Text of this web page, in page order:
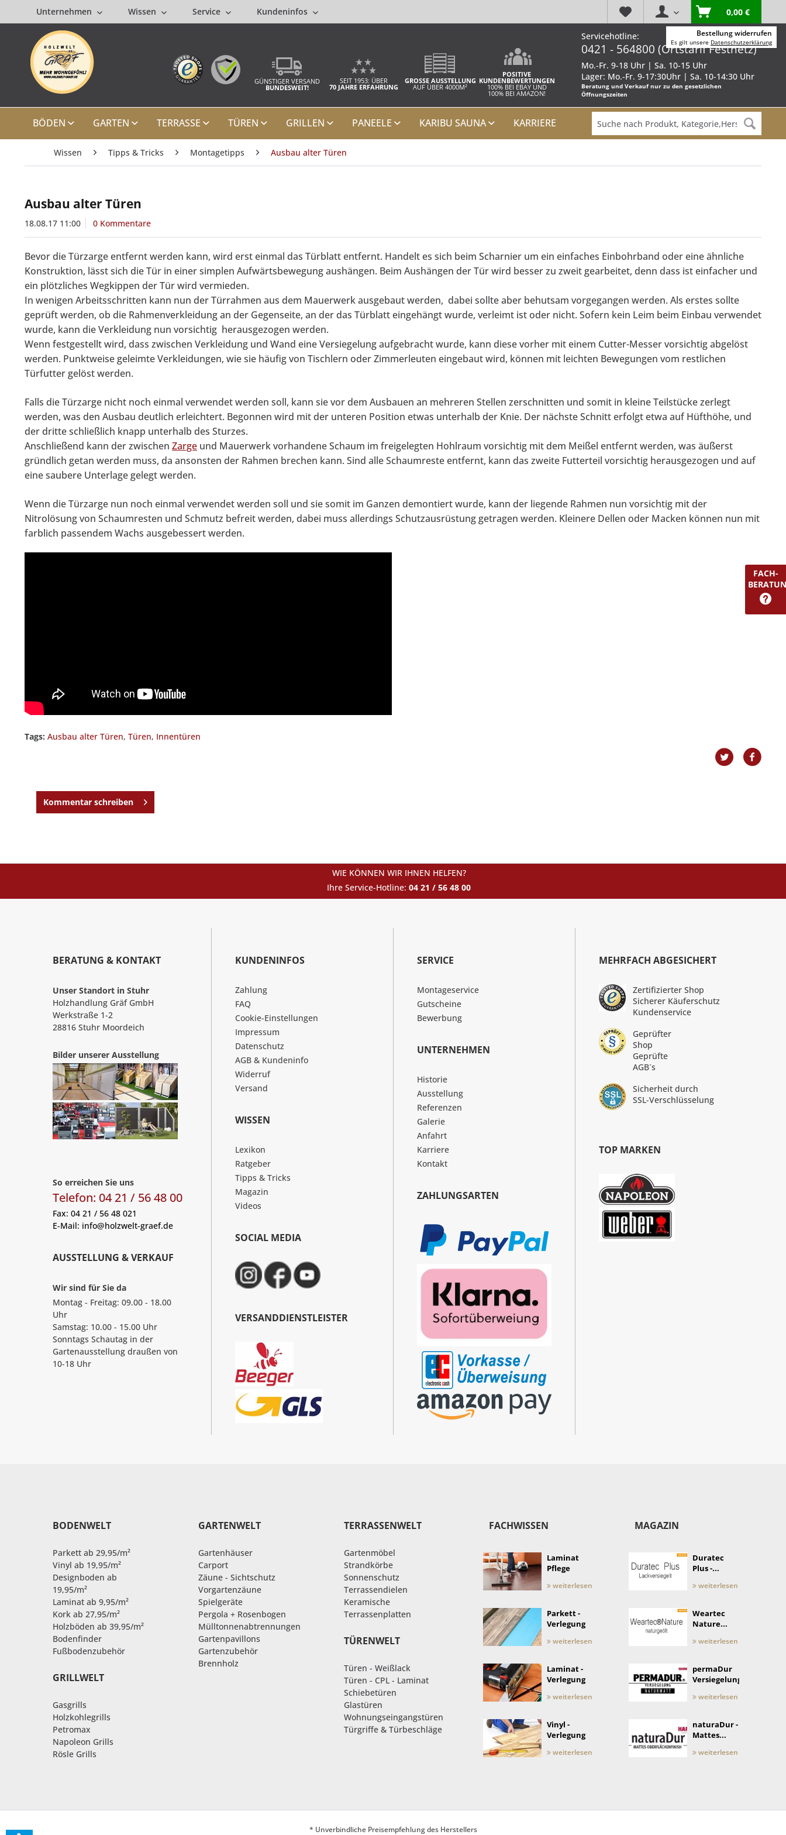
Unternehmen Wissen Service Kundeninfos 0,00 €
GÜNSTIGER VERSAND
BUNDESWEIT!
SEIT 1953: ÜBER
70 JAHRE ERFAHRUNG
GROSSE AUSSTELLUNG
AUF ÜBER 4000M²
POSITIVE
KUNDENBEWERTUNGEN
100% BEI EBAY UND
100% BEI AMAZON!
Servicehotline:
0421 - 564800 (Ortstarif Festnetz)
Mo.-Fr. 9-18 Uhr | Sa. 10-15 Uhr
Lager: Mo.-Fr. 9-17:30Uhr | Sa. 10-14:30 Uhr
Beratung und Verkauf nur zu den gesetzlichen
Öffnungszeiten
BÖDEN GARTEN TERRASSE TÜREN GRILLEN PANEELE KARIBU SAUNA KARRIERE
Wissen Tipps & Tricks Montagetipps Ausbau alter Türen
Ausbau alter Türen
18.08.17 11:00 0 Kommentare
Bevor die Türzarge entfernt werden kann, wird erst einmal das Türblatt entfernt. Handelt es sich beim Scharnier um ein einfaches Einbohrband oder eine ähnliche
Konstruktion, lässt sich die Tür in einer simplen Aufwärtsbewegung aushängen. Beim Aushängen der Tür wird besser zu zweit gearbeitet, denn dass ist einfacher und
ein plötzliches Wegkippen der Tür wird vermieden.
In wenigen Arbeitsschritten kann nun der Türrahmen aus dem Mauerwerk ausgebaut werden, dabei sollte aber behutsam vorgegangen werden. Als erstes sollte
geprüft werden, ob die Rahmenverkleidung an der Gegenseite, an der das Türblatt eingehängt wurde, verleimt ist oder nicht. Sofern kein Leim beim Einbau verwendet
wurde, kann die Verkleidung nun vorsichtig herausgezogen werden.
Wenn festgestellt wird, dass zwischen Verkleidung und Wand eine Versiegelung aufgebracht wurde, kann diese vorher mit einem Cutter-Messer vorsichtig abgelöst
werden. Punktweise geleimte Verkleidungen, wie sie häufig von Tischlern oder Zimmerleuten eingebaut wird, können mit leichten Bewegungen vom restlichen
Türfutter gelöst werden.
Falls die Türzarge nicht noch einmal verwendet werden soll, kann sie vor dem Ausbauen an mehreren Stellen zerschnitten und somit in kleine Teilstücke zerlegt
werden, was den Ausbau deutlich erleichtert. Begonnen wird mit der unteren Position etwas unterhalb der Knie. Der nächste Schnitt erfolgt etwa auf Hüfthöhe, und
der dritte schließlich knapp unterhalb des Sturzes.
Anschließend kann der zwischen Zarge und Mauerwerk vorhandene Schaum im freigelegten Hohlraum vorsichtig mit dem Meißel entfernt werden, was äußerst
gründlich getan werden muss, da ansonsten der Rahmen brechen kann. Sind alle Schaumreste entfernt, kann das zweite Futterteil vorsichtig herausgezogen und auf
eine saubere Unterlage gelegt werden.
Wenn die Türzarge nun noch einmal verwendet werden soll und sie somit im Ganzen demontiert wurde, kann der liegende Rahmen nun vorsichtig mit der
Nitrolösung von Schaumresten und Schmutz befreit werden, dabei muss allerdings Schutzausrüstung getragen werden. Kleinere Dellen oder Macken können nun mit
farblich passendem Wachs ausgebessert werden.
Tags: Ausbau alter Türen, Türen, Innentüren
Kommentar schreiben
FACH-
WIE KÖNNEN WIR IHNEN HELFEN?
Ihre Service-Hotline: 04 21 / 56 48 00
BERATUNG & KONTAKT
Unser Standort in Stuhr
Holzhandlung Gräf GmbH
Werkstraße 1-2
28816 Stuhr Moordeich
Bilder unserer Ausstellung
So erreichen Sie uns
Telefon: 04 21 / 56 48 00
Fax: 04 21 / 56 48 021
E-Mail: info@holzwelt-graef.de
AUSSTELLUNG & VERKAUF
Wir sind für Sie da
Montag - Freitag: 09.00 - 18.00
Uhr
Samstag: 10.00 - 15.00 Uhr
Sonntags Schautag in der
Gartenausstellung draußen von
10-18 Uhr
KUNDENINFOS
Zahlung
FAQ
Cookie-Einstellungen
Impressum
Datenschutz
AGB & Kundeninfo
Widerruf
Versand
WISSEN
Lexikon
Ratgeber
Tipps & Tricks
Magazin
Videos
SOCIAL MEDIA
VERSANDDIENSTLEISTER
SERVICE
Montageservice
Gutscheine
Bewerbung
UNTERNEHMEN
Historie
Ausstellung
Referenzen
Galerie
Anfahrt
Karriere
Kontakt
ZAHLUNGSARTEN
MEHRFACH ABGESICHERT
Zertifizierter Shop
Sicherer Käuferschutz
Kundenservice
Geprüfter
Shop
Geprüfte
AGB´s
Sicherheit durch
SSL-Verschlüsselung
TOP MARKEN
BODENWELT
Parkett ab 29,95/m²
Vinyl ab 19,95/m²
Designboden ab
19,95/m²
Laminat ab 9,95/m²
Kork ab 27,95/m²
Holzböden ab 39,95/m²
Bodenfinder
Fußbodenzubehör
GRILLWELT
Gasgrills
Holzkohlegrills
Petromax
Napoleon Grills
Rösle Grills
GARTENWELT
Gartenhäuser
Carport
Zäune - Sichtschutz
Vorgartenzäune
Spielgeräte
Pergola + Rosenbogen
Mülltonnenabtrennungen
Gartenpavillons
Gartenzubehör
Brennholz
TERRASSENWELT
Gartenmöbel
Strandkörbe
Sonnenschutz
Terrassendielen
Keramische
Terrassenplatten
TÜRENWELT
Türen - Weißlack
Türen - CPL - Laminat
Schiebetüren
Glastüren
Wohnungseingangstüren
Türgriffe & Türbeschläge
FACHWISSEN
Laminat
Pflege
weiterlesen
Parkett -
Verlegung
weiterlesen
Laminat -
Verlegung
weiterlesen
Vinyl -
Verlegung
weiterlesen
MAGAZIN
Duratec
Plus -...
weiterlesen
Weartec
Nature...
weiterlesen
permaDur
Versiegelung
weiterlesen
naturaDur -
Mattes...
weiterlesen
* Unverbindliche Preisempfehlung des Herstellers
Bestellung widerrufen
Es gilt unsere Datenschutzerklärung